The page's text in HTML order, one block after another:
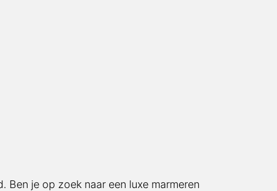
Ben je op zoek naar een luxe marmeren